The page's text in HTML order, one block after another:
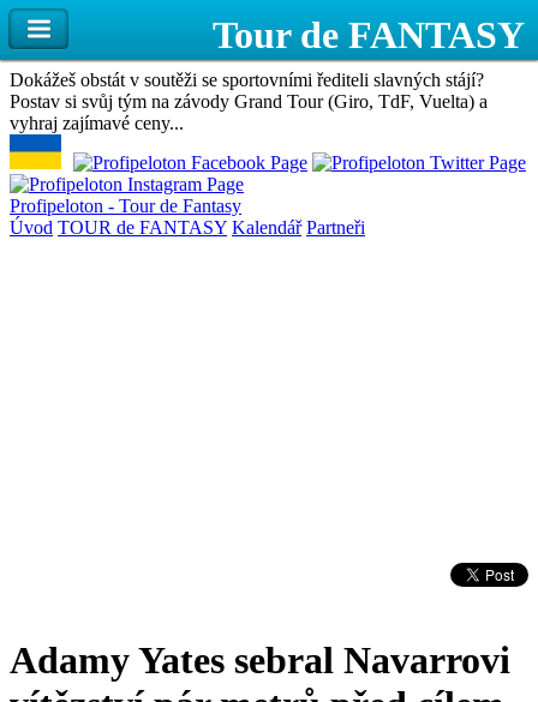
Dokážeš obstát v soutěži se sportovními řediteli slavných stájí?
Postav si svůj tým na závody Grand Tour (Giro, TdF, Vuelta) a
vyhraj zajímavé ceny...
Profipeloton - Tour de Fantasy
Úvod TOUR de FANTASY Kalendář Partneři
Adamy Yates sebral Navarrovi